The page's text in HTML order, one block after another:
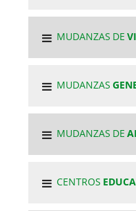
MUDANZAS DE
MUDANZAS
MUDANZAS DE
CENTROS